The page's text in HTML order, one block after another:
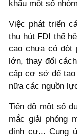
khẩu một số
Việc phát triển
thu hút FDI thế
cao chưa có đột
lớn, thay đổi
cấp cơ sở để tạo
nữa các nguồn
Tiến độ một số
mắc giải phóng
định cư... Cung